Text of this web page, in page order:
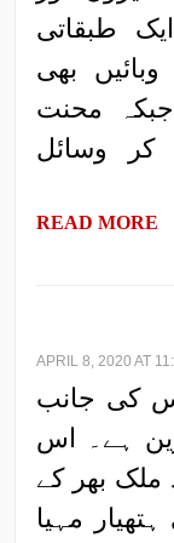
طبقاتی
بھی
جبکہ محنت
وسائل
READ MORE
APRIL 8, 2020 AT
کی جانب
ہے۔ اس
ملک بھر کے
مہیا